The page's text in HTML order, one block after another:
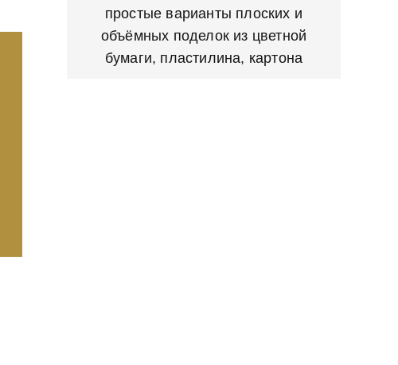
простые варианты плоских и
объёмных поделок из цветной
бумаги, пластилина, картона